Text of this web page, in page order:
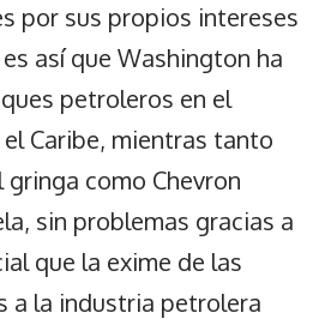
por sus propios intereses
así que Washington ha
petroleros en el
Caribe, mientras tanto
como Chevron
sin problemas gracias a
que la exime de las
a la industria petrolera